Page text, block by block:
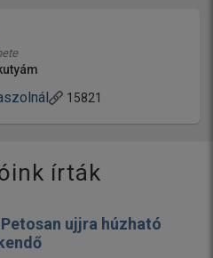
15821
írták
Petosan ujjra húzható